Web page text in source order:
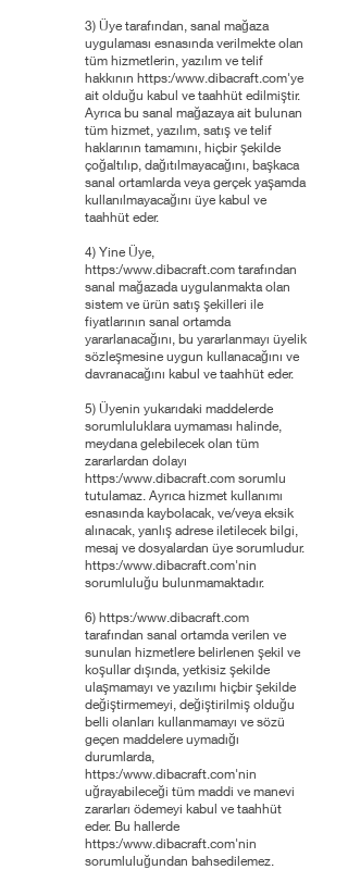
3) Üye tarafından, sanal mağaza
uygulaması esnasında verilmekte olan
tüm hizmetlerin, yazılım ve telif
hakkının https:/www.dibacraft.com'ye
ait olduğu kabul ve taahhüt edilmiştir.
Ayrıca bu sanal mağazaya ait bulunan
tüm hizmet, yazılım, satış ve telif
haklarının tamamını, hiçbir şekilde
çoğaltılıp, dağıtılmayacağını, başkaca
sanal ortamlarda veya gerçek yaşamda
kullanılmayacağını üye kabul ve
taahhüt eder.
4) Yine Üye,
https:/www.dibacraft.com tarafından
sanal mağazada uygulanmakta olan
sistem ve ürün satış şekilleri ile
fiyatlarının sanal ortamda
yararlanacağını, bu yararlanmayı üyelik
sözleşmesine uygun kullanacağını ve
davranacağını kabul ve taahhüt eder.
5) Üyenin yukarıdaki maddelerde
sorumluluklara uymaması halinde,
meydana gelebilecek olan tüm
zararlardan dolayı
https:/www.dibacraft.com sorumlu
tutulamaz. Ayrıca hizmet kullanımı
esnasında kaybolacak, ve/veya eksik
alınacak, yanlış adrese iletilecek bilgi,
mesaj ve dosyalardan üye sorumludur.
https:/www.dibacraft.com'nin
sorumluluğu bulunmamaktadır.
6) https:/www.dibacraft.com
tarafından sanal ortamda verilen ve
sunulan hizmetlere belirlenen şekil ve
koşullar dışında, yetkisiz şekilde
ulaşmamayı ve yazılımı hiçbir şekilde
değiştirmemeyi, değiştirilmiş olduğu
belli olanları kullanmamayı ve sözü
geçen maddelere uymadığı
durumlarda,
https:/www.dibacraft.com'nin
uğrayabileceği tüm maddi ve manevi
zararları ödemeyi kabul ve taahhüt
eder. Bu hallerde
https:/www.dibacraft.com'nin
sorumluluğundan bahsedilemez.